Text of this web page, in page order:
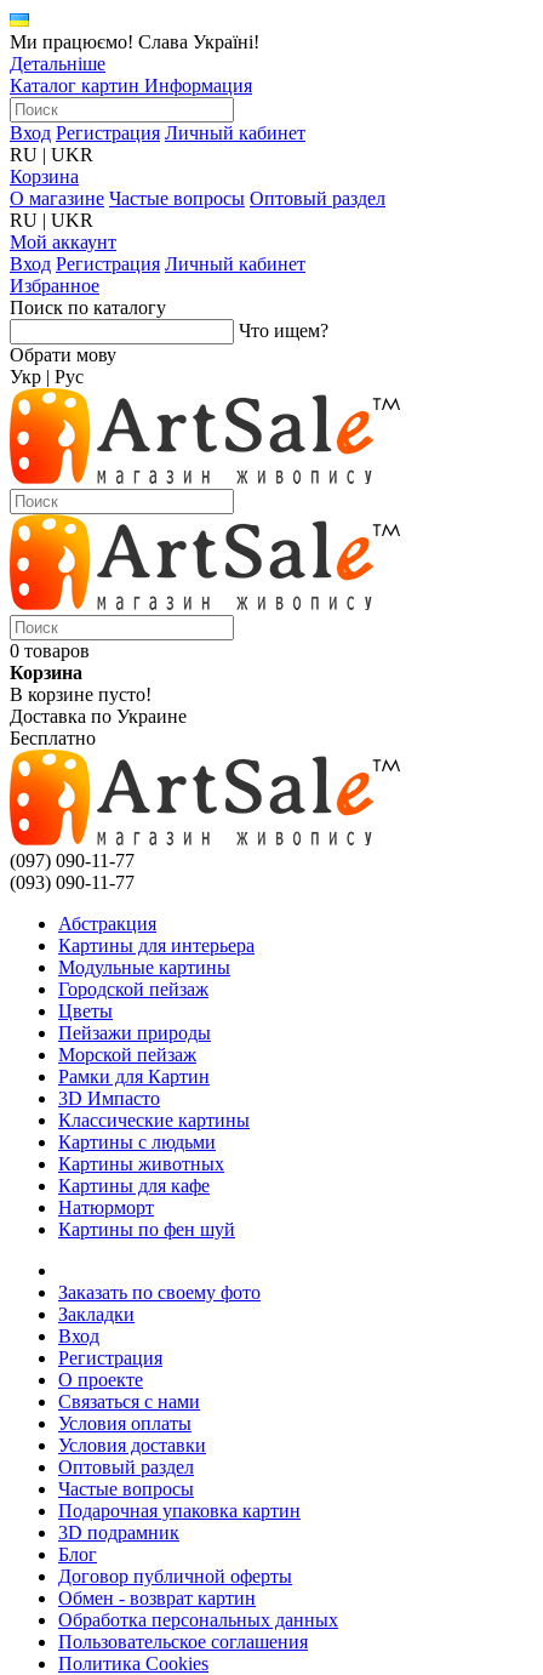
Ми працюємо! Слава Україні!
Детальніше
Каталог картин Информация
Вход Регистрация Личный кабинет
RU | UKR
Корзина
О магазине Частые вопросы Оптовый раздел
RU | UKR
Мой аккаунт
Вход Регистрация Личный кабинет
Избранное
Поиск по каталогу
Что ищем?
Обрати мову
Укр | Рус
0 товаров
Корзина
В корзине пусто!
Доставка по Украине
Бесплатно
(097) 090-11-77
(093) 090-11-77
Абстракция
Картины для интерьера
Модульные картины
Городской пейзаж
Цветы
Пейзажи природы
Морской пейзаж
Рамки для Картин
3D Импасто
Классические картины
Картины с людьми
Картины животных
Картины для кафе
Натюрморт
Картины по фен шуй
Заказать по своему фото
Закладки
Вход
Регистрация
О проекте
Связаться с нами
Условия оплаты
Условия доставки
Оптовый раздел
Частые вопросы
Подарочная упаковка картин
3D подрамник
Блог
Договор публичной оферты
Обмен - возврат картин
Обработка персональных данных
Пользовательское соглашения
Политика Cookies